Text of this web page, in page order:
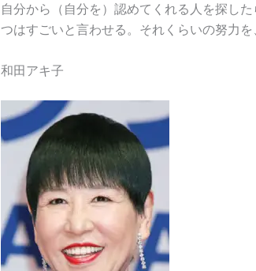
自分から（自分を）認めてくれる人を探し
つはすごいと言わせる。それくらいの努力
和田アキ子